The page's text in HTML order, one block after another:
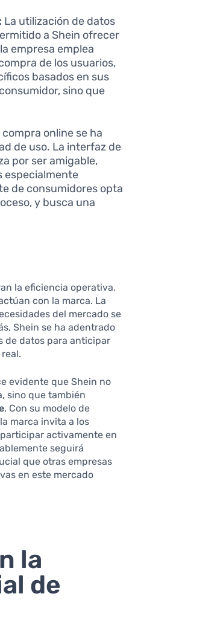
La utilización de datos
a Shein ofrecer
empresa emplea
de los usuarios,
basados en sus
sino que
online se ha
de uso. La interfaz de
por ser amigable,
especialmente
de consumidores opta
y busca una
la eficiencia operativa,
con la marca. La
del mercado se
Shein se ha adentrado
de datos para anticipar
evidente que Shein no
sino que también
. Con su modelo de
marca invita a los
activamente en
seguirá
que otras empresas
en este mercado
la
de